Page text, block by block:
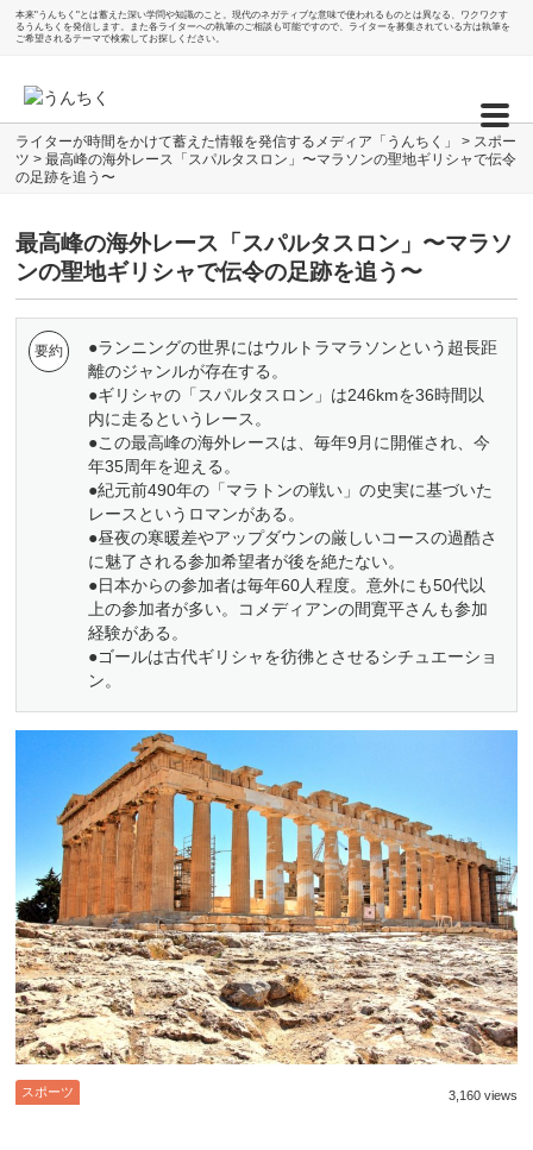
本来"うんちく"とは蓄えた深い学問や知識のこと。現代のネガティブな意味で使われるものとは異なる、ワクワクす
るうんちくを発信します。また各ライターへの執筆のご相談も可能ですので、ライターを募集されている方は執筆を
ご希望されるテーマで検索してお探しください。
ライターが時間をかけて蓄えた情報を発信するメディア「うんちく」 > スポー
ツ >最高峰の海外レース「スパルタスロン」〜マラソンの聖地ギリシャで伝令
の足跡を追う〜
最高峰の海外レース「スパルタスロン」〜マラソ
ンの聖地ギリシャで伝令の足跡を追う〜
●ランニングの世界にはウルトラマラソンという超長距
離のジャンルが存在する。
●ギリシャの「スパルタスロン」は246kmを36時間以
内に走るというレース。
●この最高峰の海外レースは、毎年9月に開催され、今
年35周年を迎える。
●紀元前490年の「マラトンの戦い」の史実に基づいた
レースというロマンがある。
●昼夜の寒暖差やアップダウンの厳しいコースの過酷さ
に魅了される参加希望者が後を絶たない。
●日本からの参加者は毎年60人程度。意外にも50代以
上の参加者が多い。コメディアンの間寛平さんも参加
経験がある。
●ゴールは古代ギリシャを彷彿とさせるシチュエーショ
ン。
スポーツ 3,160 views